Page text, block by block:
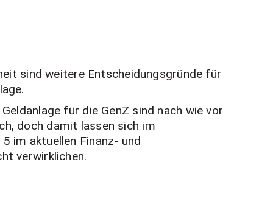
sind weitere Entscheidungsgründe für
für die GenZ sind nach wie vor
doch damit lassen sich im
im aktuellen Finanz- und
verwirklichen.